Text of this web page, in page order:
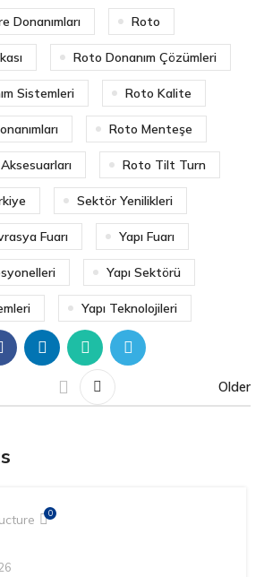
Donanımları Roto
Roto Donanım Çözümleri
Sistemleri Roto Kalite
Roto Menteşe
Roto Tilt Turn
Sektör Yenilikleri
Fuarı Yapı Fuarı
Yapı Sektörü
Yapı Teknolojileri
Older
0